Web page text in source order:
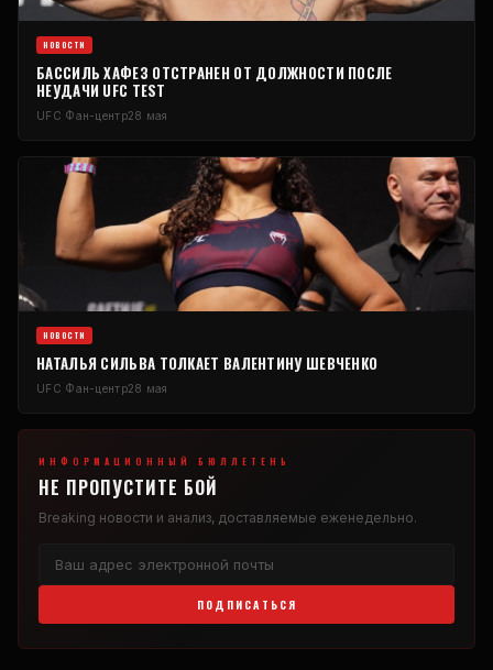
НОВОСТИ
БАССИЛЬ ХАФЕЗ ОТСТРАНЕН ОТ ДОЛЖНОСТИ ПОСЛЕ
НЕУДАЧИ UFC TEST
UFC Фан-центр28 мая
НОВОСТИ
НАТАЛЬЯ СИЛЬВА ТОЛКАЕТ ВАЛЕНТИНУ ШЕВЧЕНКО
UFC Фан-центр28 мая
ИНФОРМАЦИОННЫЙ БЮЛЛЕТЕНЬ
НЕ ПРОПУСТИТЕ БОЙ
Breaking новости и анализ, доставляемые еженедельно.
ПОДПИСАТЬСЯ